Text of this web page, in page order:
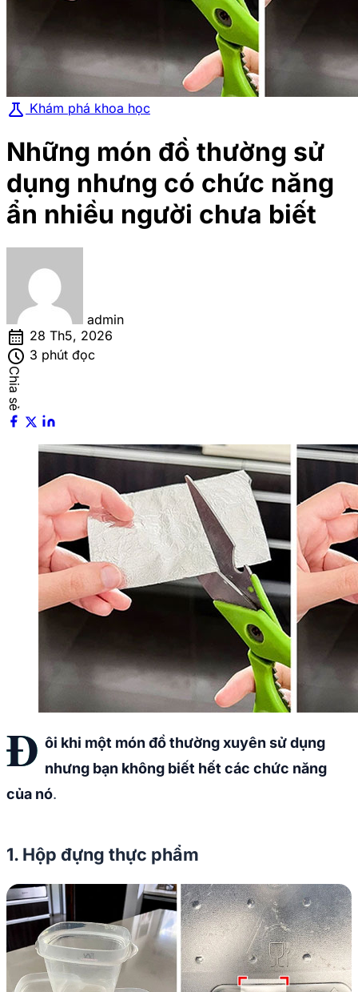
science Khám phá khoa học
Những món đồ thường sử
dụng nhưng có chức năng
ẩn nhiều người chưa biết
admin
calendar_month 28 Th5, 2026
schedule 3 phút đọc
Chia sẻ
Đ ôi khi một món đồ thường xuyên sử dụng
nhưng bạn không biết hết các chức năng
của nó.
1. Hộp đựng thực phẩm